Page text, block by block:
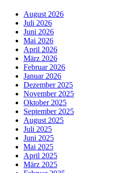
August 2026
Juli 2026
Juni 2026
Mai 2026
April 2026
März 2026
Februar 2026
Januar 2026
Dezember 2025
November 2025
Oktober 2025
September 2025
August 2025
Juli 2025
Juni 2025
Mai 2025
April 2025
März 2025